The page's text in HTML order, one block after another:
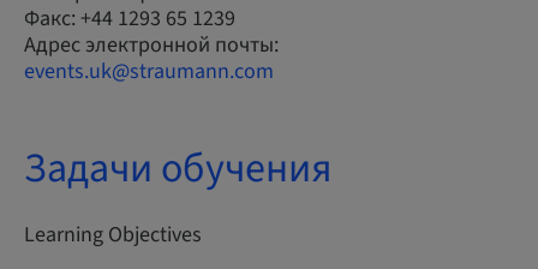
Факс: +44 1293 65 1239
Адрес электронной почты:
events.uk@straumann.com
Задачи обучения
Learning Objectives